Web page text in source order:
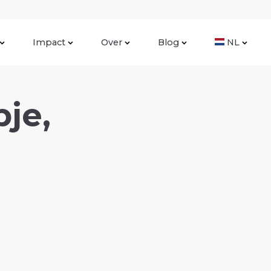
Impact Over Blog NL